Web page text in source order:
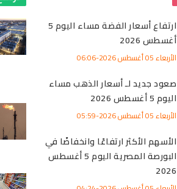
ارتفاع أسعار الفضة مساء اليوم 5
أغسطس 2026
الأربعاء 05 أغسطس 2026-06:06
صعود جديد لـ أسعار الذهب مساء
اليوم 5 أغسطس 2026
الأربعاء 05 أغسطس 2026-05:59
الأسهم الأكثر ارتفاعًا وانخفاضًا في
البورصة المصرية اليوم 5 أغسطس
2026